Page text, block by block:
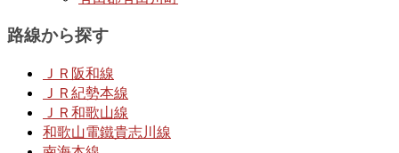
路線から探す
ＪＲ阪和線
ＪＲ紀勢本線
ＪＲ和歌山線
和歌山電鐵貴志川線